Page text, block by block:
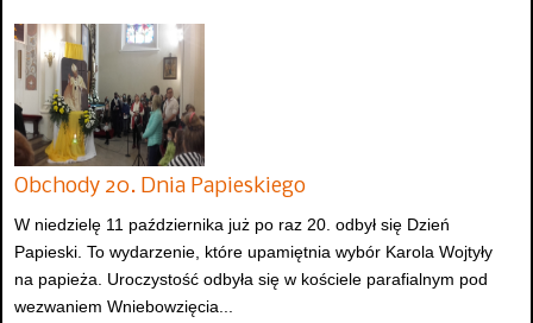
Obchody 20. Dnia Papieskiego
W niedzielę 11 października już po raz 20. odbył się Dzień
Papieski. To wydarzenie, które upamiętnia wybór Karola Wojtyły
na papieża. Uroczystość odbyła się w kościele parafialnym pod
wezwaniem Wniebowzięcia...